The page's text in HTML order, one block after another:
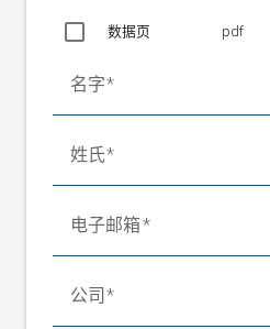
环境温度
0 至 60 °C
防护等级
数据页 pdf
名字
姓氏
电子邮箱
公司